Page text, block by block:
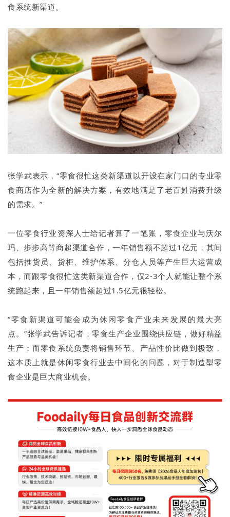
食系统新渠道。
张学武表示，“零食很忙这类新渠道以开设在家门口的专业零
食商店作为全新的解决方案，有效地满足了老百姓消费升级
的需求。”
一位零食行业资深人士给记者算了一笔账，零食企业与沃尔
玛、步步高等商超渠道合作，一年销售额不超过1亿元，其间
包括推货员、货柜、维护体系、分仓人员等产生巨大运营成
本，而跟零食很忙这类新渠道合作，仅2-3个人就能让整个系
统跑起来，且一年销售额超过1.5亿元很轻松。
“零食新渠道可能会成为休闲零食产业未来发展的最大亮
点。”张学武告诉记者，零食生产企业围绕供应链，做好精益
生产；而零食系统负责将销售环节、产品性价比做到极致，
这本质上就是休闲零食行业去中间化的问题，对于制造型零
食企业是巨大商业机会。